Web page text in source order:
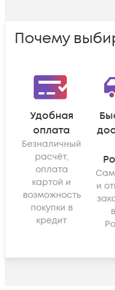
Почему
Удобная
оплата
Безналичный
расчёт,
оплата
картой и
возможность
покупки в
кредит
и